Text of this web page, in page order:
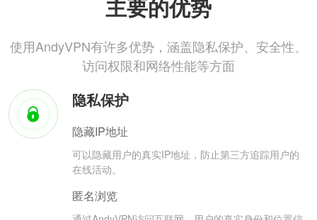
主要的优势
使用AndyVPN有许多优势，涵盖隐私保护、安全性、
访问权限和网络性能等方面
隐私保护
隐藏IP地址
可以隐藏用户的真实IP地址，防止第三方追踪用户的
在线活动。
匿名浏览